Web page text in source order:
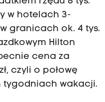
w hotelach 3-
granicach ok. 4 tys.
Hilton
cena za
czyli o połowę
tygodniach wakacji.